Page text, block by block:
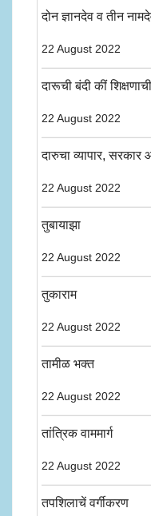
दोन ज्ञानदेव व तीन
22 August 2022
दारूची बंदी कीं
22 August 2022
दारुचा व्यापार,
22 August 2022
तुबायाझा
22 August 2022
तुकाराम
22 August 2022
तामीळ भक्त
22 August 2022
तांत्रिक वाममार्ग
22 August 2022
तपशिलाचें वर्गीकरण